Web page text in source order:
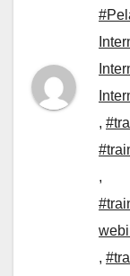
,
,
,